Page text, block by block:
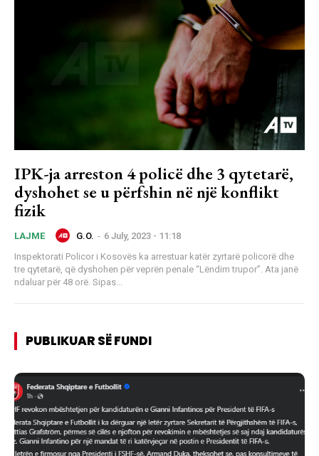
IPK-ja arreston 4 policë dhe 3 qytetarë,
dyshohet se u përfshin në një konflikt
fizik
LAJME G.O. - 6 July, 2023 - 11:18
Inspektorati Policor i Kosovës ka arrestuar katër zyrtarë policorë dhe
tre qytetarë, që dyshohen për veprën penale “Lëndim trupor”. Ata janë
ndaluar për 48 orë. Sipas...
PUBLIKUAR SË FUNDI